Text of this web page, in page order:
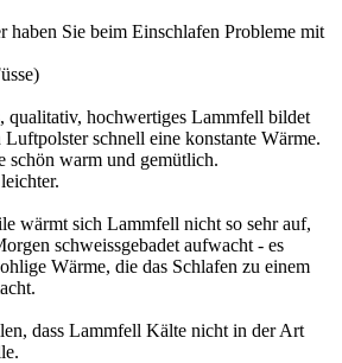
haben Sie beim Einschlafen Probleme mit
qualitativ, hochwertiges Lammfell bildet
schnell eine konstante Wärme.
schön warm und gemütlich.
wärmt sich Lammfell nicht so sehr auf,
schweissgebadet aufwacht - es
Wärme, die das Schlafen zu einem
dass Lammfell Kälte nicht in der Art